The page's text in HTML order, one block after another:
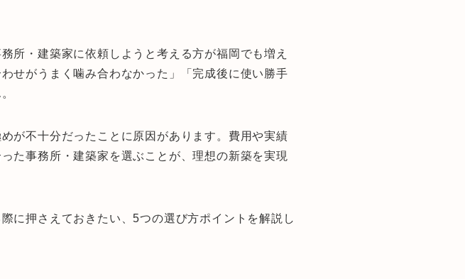
所・建築家に依頼しようと考える方が福岡でも増え
せがうまく噛み合わなかった」「完成後に使い勝手
が不十分だったことに原因があります。費用や実績
た事務所・建築家を選ぶことが、理想の新築を実現
に押さえておきたい、5つの選び方ポイントを解説し